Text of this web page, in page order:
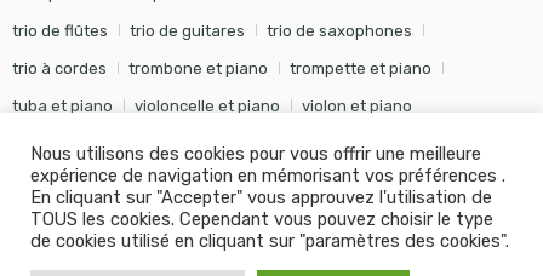
trio de flûtes trio de guitares trio de saxophones
trio à cordes trombone et piano trompette et piano
tuba et piano violoncelle et piano violon et piano
© Editions Soldano - Tous droits réservés - Conception Khalid
Nous utilisons des cookies pour vous offrir une meilleure
expérience de navigation en mémorisant vos préférences .
En cliquant sur "Accepter" vous approuvez l'utilisation de
TOUS les cookies. Cependant vous pouvez choisir le type
de cookies utilisé en cliquant sur "paramètres des cookies".